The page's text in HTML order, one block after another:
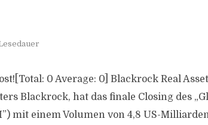
0 Average: 0] Blackrock Real
Blackrock, hat das finale Closing des
mit einem Volumen von 4,8 US-